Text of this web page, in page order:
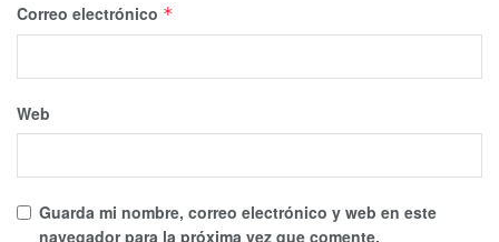
Correo electrónico *
Web
Guarda mi nombre, correo electrónico y web en este
navegador para la próxima vez que comente.